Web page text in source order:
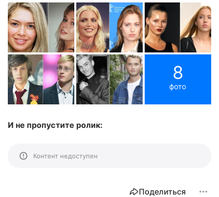
8
фото
И не пропустите ролик:
Контент недоступен
Поделиться